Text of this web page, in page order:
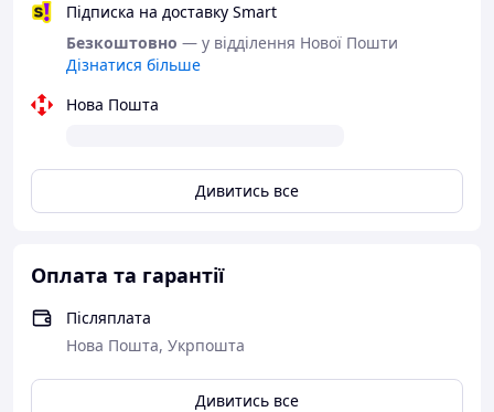
Підписка на доставку Smart
Безкоштовно — у відділення Нової Пошти
Дізнатися більше
Нова Пошта
Дивитись все
Оплата та гарантії
Післяплата
Нова Пошта, Укрпошта
Дивитись все